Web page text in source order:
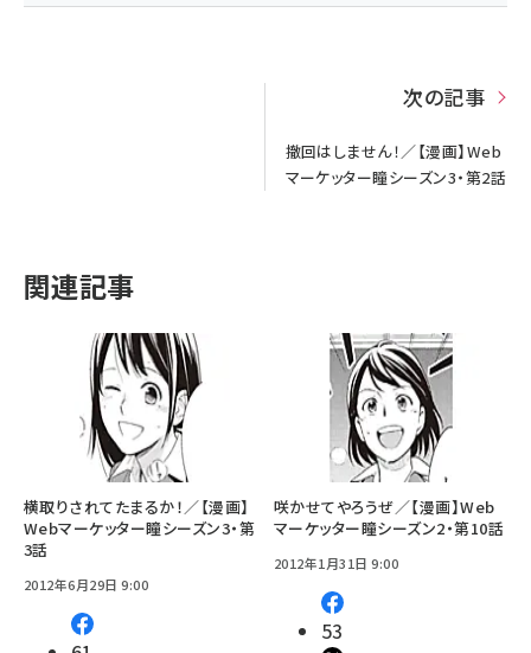
次の記事
撤回はしません！／【漫画】Web
マーケッター瞳シーズン3・第2話
関連記事
横取りされてたまるか！／【漫画】
Webマーケッター瞳シーズン3・第
3話
2012年6月29日 9:00
咲かせてやろうぜ／【漫画】Web
マーケッター瞳シーズン2・第10話
2012年1月31日 9:00
53